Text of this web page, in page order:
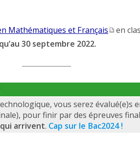
Mathématiques et Français
en
30 septembre 2022.
vous serez évalué(e)s
pour finir par des épreuves
arrivent. Cap sur le Bac2024 !